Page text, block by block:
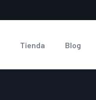
Tienda Blog